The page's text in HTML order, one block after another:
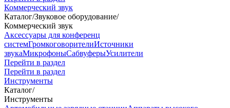
Коммерческий звук
Каталог/Звуковое оборудование/
Коммерческий звук
Аксессуары для конференц
системГромкоговорителиИсточники
звукаМикрофоныСабвуферыУсилители
Перейти в раздел
Перейти в раздел
Инструменты
Каталог/
Инструменты